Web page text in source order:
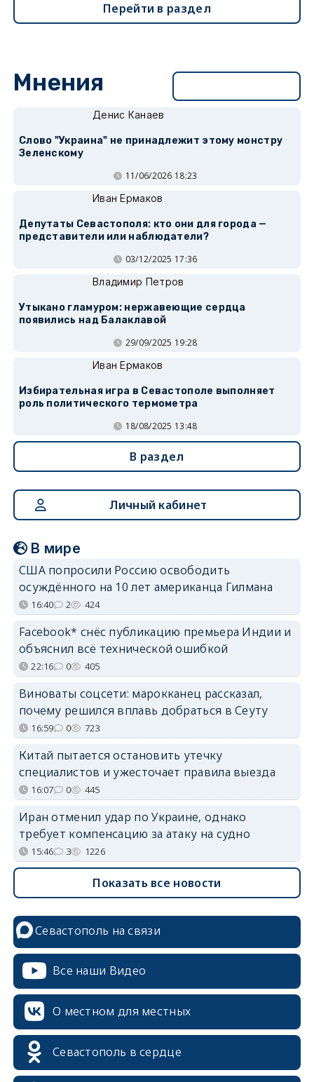
Перейти в раздел
Мнения
Денис Канаев
Слово "Украина" не принадлежит этому монстру
Зеленскому
11/06/2026 18:23
Иван Ермаков
Депутаты Севастополя: кто они для города —
представители или наблюдатели?
03/12/2025 17:36
Владимир Петров
Утыкано гламуром: нержавеющие сердца
появились над Балаклавой
29/09/2025 19:28
Иван Ермаков
Избирательная игра в Севастополе выполняет
роль политического термометра
18/08/2025 13:48
В раздел
Личный кабинет
В мире
США попросили Россию освободить
осуждённого на 10 лет американца Гилмана
16:40 2 424
Facebook* снёс публикацию премьера Индии и
объяснил всё технической ошибкой
22:16 0 405
Виноваты соцсети: марокканец рассказал,
почему решился вплавь добраться в Сеуту
16:59 0 723
Китай пытается остановить утечку
специалистов и ужесточает правила выезда
16:07 0 445
Иран отменил удар по Украине, однако
требует компенсацию за атаку на судно
15:46 3 1226
Показать все новости
Севастополь на связи
Все наши Видео
О местном для местных
Севастополь в сердце
erid: 2SDnjcrDNw6